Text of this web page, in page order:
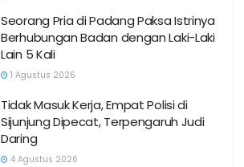
Seorang Pria di Padang Paksa Istrinya
Berhubungan Badan dengan Laki-Laki
Lain 5 Kali
1 Agustus 2026
Tidak Masuk Kerja, Empat Polisi di
Sijunjung Dipecat, Terpengaruh Judi
Daring
4 Agustus 2026